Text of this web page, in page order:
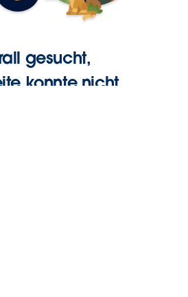
gesucht,
konnte nicht